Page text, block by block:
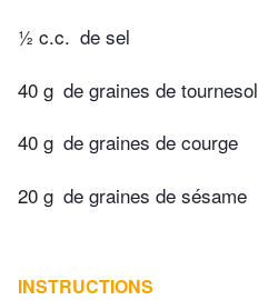
½ c.c. de sel
40 g de graines de tournesol
40 g de graines de courge
20 g de graines de sésame
INSTRUCTIONS